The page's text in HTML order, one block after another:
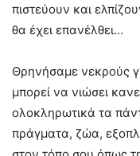
πιστεύουν και
θα έχει επανέλθει…
Θρηνήσαμε νεκρούς
μπορεί να νιώσει
ολοκληρωτικά τα
πράγματα, ζώα,